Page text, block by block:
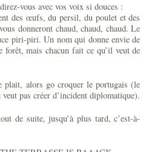
vous avec vos voix si douces :
des œufs, du persil, du poulet et des
donneront chaud, chaud, chaud. Le
piri-piri. Un nom qui donne envie de
forêt, mais chacun fait ce qu’il veut de
plait, alors go croquer le portugais (le
pas créer d’incident diplomatique).
de suite, jusqu’à plus tard, c’est-à-